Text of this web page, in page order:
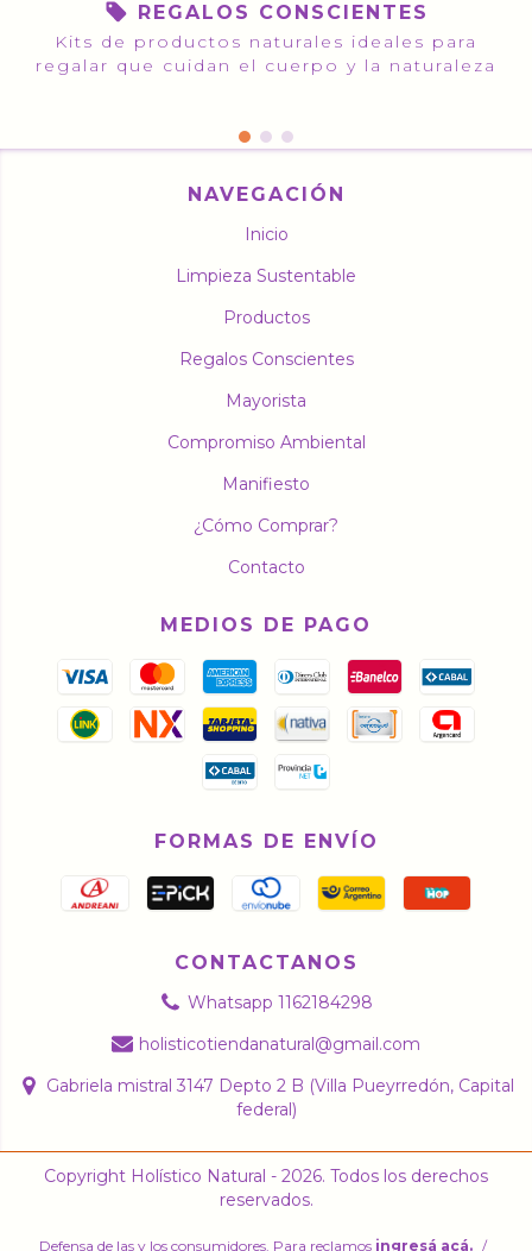
REGALOS CONSCIENTES
Kits de productos naturales ideales para
regalar que cuidan el cuerpo y la naturaleza
NAVEGACIÓN
Inicio
Limpieza Sustentable
Productos
Regalos Conscientes
Mayorista
Compromiso Ambiental
Manifiesto
¿Cómo Comprar?
Contacto
MEDIOS DE PAGO
FORMAS DE ENVÍO
CONTACTANOS
Whatsapp 1162184298
holisticotiendanatural@gmail.com
Gabriela mistral 3147 Depto 2 B (Villa Pueyrredón, Capital
federal)
Copyright Holístico Natural - 2026. Todos los derechos
reservados.
Defensa de las y los consumidores. Para reclamos ingresá acá. /